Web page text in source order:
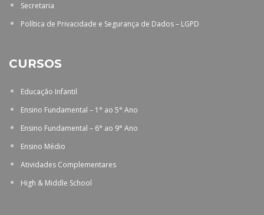
Secretaria
Política de Privacidade e Segurança de Dados – LGPD
CURSOS
Educação Infantil
Ensino Fundamental – 1° ao 5° Ano
Ensino Fundamental – 6° ao 9° Ano
Ensino Médio
Atividades Complementares
High & Middle School